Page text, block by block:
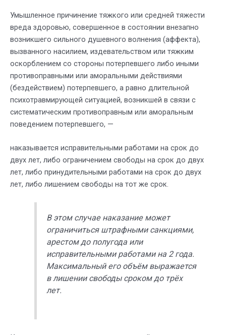
Умышленное причинение тяжкого или средней тяжести
вреда здоровью, совершенное в состоянии внезапно
возникшего сильного душевного волнения (аффекта),
вызванного насилием, издевательством или тяжким
оскорблением со стороны потерпевшего либо иными
противоправными или аморальными действиями
(бездействием) потерпевшего, а равно длительной
психотравмирующей ситуацией, возникшей в связи с
систематическим противоправным или аморальным
поведением потерпевшего, —
наказывается исправительными работами на срок до
двух лет, либо ограничением свободы на срок до двух
лет, либо принудительными работами на срок до двух
лет, либо лишением свободы на тот же срок.
В этом случае наказание может
ограничиться штрафными санкциями,
арестом до полугода или
исправительными работами на 2 года.
Максимальный его объём выражается
в лишении свободы сроком до трёх
лет.